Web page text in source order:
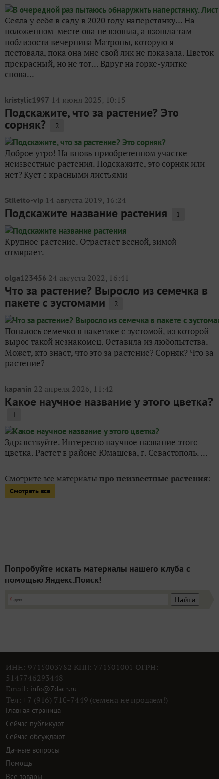
Сеяла у себя в саду в 2020 году наперстянку… На
положенном месте она не взошла, а взошла там
поблизости вечерница Матроны, которую я
пестовала, пока она мне свой лик не показала. Цветок
прекрасный, но не тот... Вдруг на горке-улитке
снова...
kristylic1997 14 июня 2025, 10:15
Подскажите, что за растение? Это
сорняк? 2
Доброе утро! На вновь приобретенном участке
неизвестные растения. Подскажите, это сорняк или
нет? Куст с красными листьями
Stiletto-vip 14 августа 2019, 16:24
Подскажите название растения 1
Крупное растение. Отрастает весной, зимой
отмирает.
olga123456 24 августа 2022, 16:41
Что за растение? Выросло из семечка в
пакете с эустомами 2
Попалось семечко в пакетике с эустомой, из которой
вырос такой незнакомец. Оставила из любопытства.
Может, кто знает, что это за растение? Сорняк? Что за
растение?
kapanin 22 апреля 2026, 11:42
Какое научное название у этого цветка?
1
Здравствуйте. Интересно научное название этого
цветка. Растет в районе Юмашева, г. Севастополь. ...
Смотрите все материалы про неизвестные растения:
Смотреть все
Попробуйте искать материалы нашего клуба с
помощью Яндекс.Поиск!
ИНН: 9715003782 КПП: 771501001 ОГРН:
5147746293448
Email: info@7dach.ru
Тел: +7 (916) 710-7449 (семена не продаем!)
Главная страница
Сейчас публикуют
Сейчас обсуждают
Дачные вопросы
Помощь
Все товары